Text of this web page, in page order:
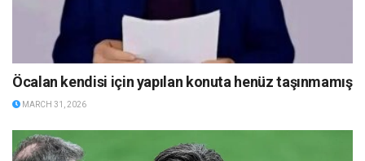
Öcalan kendisi için yapılan konuta henüz taşınmamış
MARCH 31, 2026